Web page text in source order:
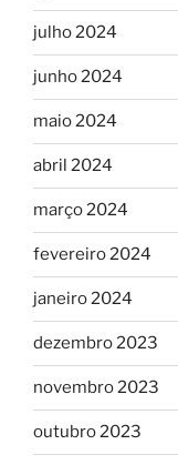
julho 2024
junho 2024
maio 2024
abril 2024
março 2024
fevereiro 2024
janeiro 2024
dezembro 2023
novembro 2023
outubro 2023